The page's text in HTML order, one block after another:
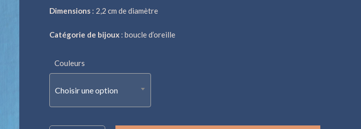
Dimensions : 2,2 cm de diamètre
Catégorie de bijoux : boucle d’oreille
Couleurs
Choisir une option